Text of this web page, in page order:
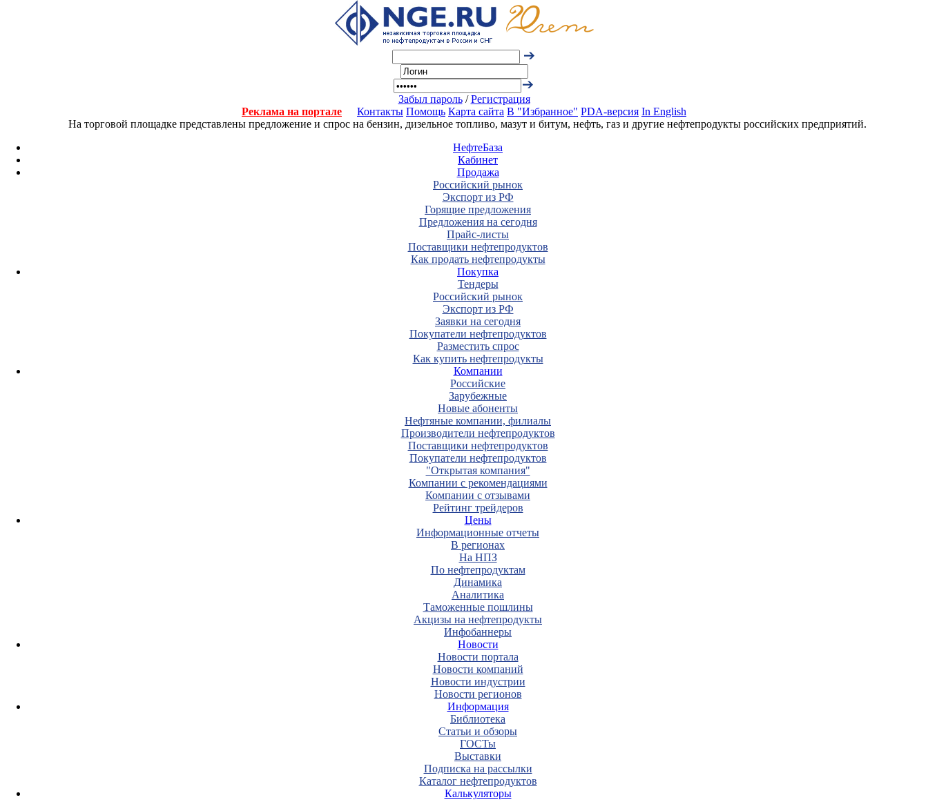
Забыл пароль/Регистрация
Реклама на портале
Контакты Помощь Карта сайта В "Избранное" PDA-версия In English
На торговой площадке представлены предложение и спрос на бензин, дизельное топливо, мазут и битум, нефть, газ и другие нефтепродукты российских предприятий.
НефтеБаза
Кабинет
Продажа
Российский рынок
Экспорт из РФ
Горящие предложения
Предложения на сегодня
Прайс-листы
Поставщики нефтепродуктов
Как продать нефтепродукты
Покупка
Тендеры
Российский рынок
Экспорт из РФ
Заявки на сегодня
Покупатели нефтепродуктов
Разместить спрос
Как купить нефтепродукты
Компании
Российские
Зарубежные
Новые абоненты
Нефтяные компании, филиалы
Производители нефтепродуктов
Поставщики нефтепродуктов
Покупатели нефтепродуктов
"Открытая компания"
Компании с рекомендациями
Компании с отзывами
Рейтинг трейдеров
Цены
Информационные отчеты
В регионах
На НПЗ
По нефтепродуктам
Динамика
Аналитика
Таможенные пошлины
Акцизы на нефтепродукты
Инфобаннеры
Новости
Новости портала
Новости компаний
Новости индустрии
Новости регионов
Информация
Библиотека
Статьи и обзоры
ГОСТы
Выставки
Подписка на рассылки
Каталог нефтепродуктов
Калькуляторы